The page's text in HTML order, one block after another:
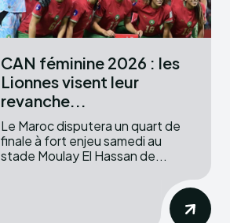
CAN féminine 2026 : les
Lionnes visent leur
revanche...
Le Maroc disputera un quart de
finale à fort enjeu samedi au
stade Moulay El Hassan de...